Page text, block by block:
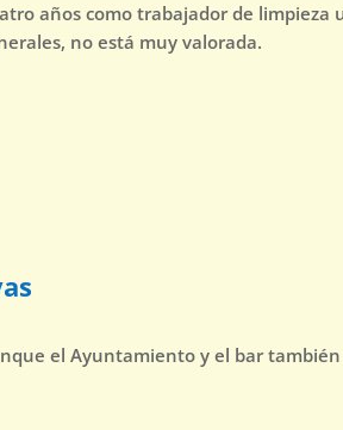
años como trabajador de limpieza
no está muy valorada.
el Ayuntamiento y el bar